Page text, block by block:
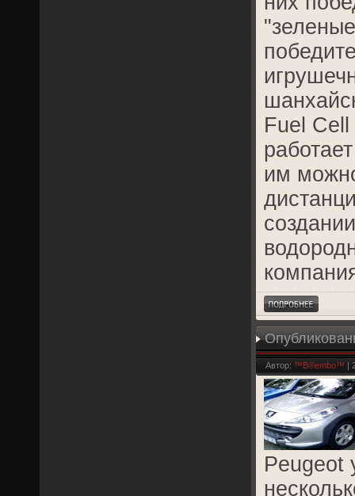
Fuel
им
Peugeot 207
Автор: ™B®embo™ |
Peugeot